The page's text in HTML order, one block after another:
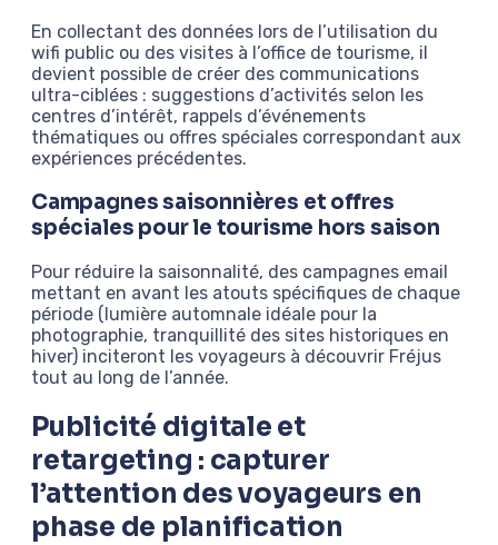
En collectant des données lors de l’utilisation du
wifi public ou des visites à l’office de tourisme, il
devient possible de créer des communications
ultra-ciblées : suggestions d’activités selon les
centres d’intérêt, rappels d’événements
thématiques ou offres spéciales correspondant aux
expériences précédentes.
Campagnes saisonnières et offres
spéciales pour le tourisme hors saison
Pour réduire la saisonnalité, des campagnes email
mettant en avant les atouts spécifiques de chaque
période (lumière automnale idéale pour la
photographie, tranquillité des sites historiques en
hiver) inciteront les voyageurs à découvrir Fréjus
tout au long de l’année.
Publicité digitale et
retargeting : capturer
l’attention des voyageurs en
phase de planification